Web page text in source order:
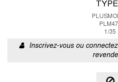
1/35
Inscrivez-vous ou